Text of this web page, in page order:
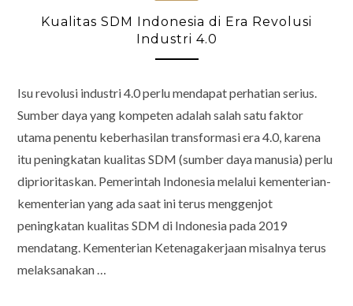
Kualitas SDM Indonesia di Era Revolusi
Industri 4.0
Isu revolusi industri 4.0 perlu mendapat perhatian serius.
Sumber daya yang kompeten adalah salah satu faktor
utama penentu keberhasilan transformasi era 4.0, karena
itu peningkatan kualitas SDM (sumber daya manusia) perlu
diprioritaskan. Pemerintah Indonesia melalui kementerian-
kementerian yang ada saat ini terus menggenjot
peningkatan kualitas SDM di Indonesia pada 2019
mendatang. Kementerian Ketenagakerjaan misalnya terus
melaksanakan …